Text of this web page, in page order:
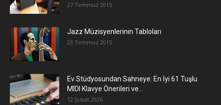
27 Temmuz 2015
Jazz Müzisyenlerinin Tabloları
23 Temmuz 2015
Ev Stüdyosundan Sahneye: En İyi 61 Tuşlu
MIDI Klavye Önerileri ve...
12 Şubat 2026